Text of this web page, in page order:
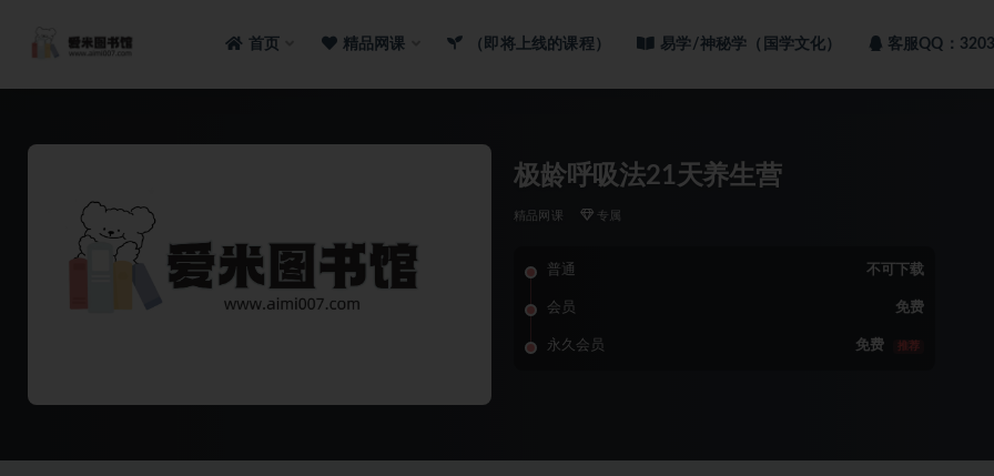
首页 精品网课 （即将上线的课程） 易学/神秘学（国学文化） 客服QQ：
极龄呼吸法21天养生营
精品网课 专属
普通 不可下载
会员 免费
永久会员 免费 推荐